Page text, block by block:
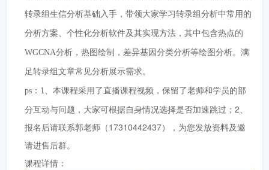
转录组生信分析基础入手，带领大家学习转录组分析中常用的
分析方案、个性化分析软件及其实现方法，其中包含热点的
WGCNA分析，热图绘制，差异基因分类分析等绘图分析。满
足转录组文章常见分析展示需求。
ps：1、 本课程采用了直播课程视频，保留了老师和学员的部
分互动与问题，大家可根据自身情况选择是否加速跳过；2、
报名后请联系郭老师（17310442437），为您发放资料及邀
请进售后群。
课程详情：